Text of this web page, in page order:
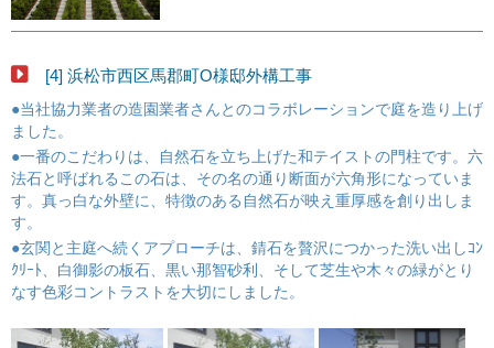
[4] 浜松市西区馬郡町O様邸外構工事
●当社協力業者の造園業者さんとのコラボレーションで庭を造り上げ
ました。
●一番のこだわりは、自然石を立ち上げた和テイストの門柱です。六
法石と呼ばれるこの石は、その名の通り断面が六角形になっていま
す。真っ白な外壁に、特徴のある自然石が映え重厚感を創り出しま
す。
●玄関と主庭へ続くアプローチは、錆石を贅沢につかった洗い出しｺﾝ
ｸﾘｰﾄ、白御影の板石、黒い那智砂利、そして芝生や木々の緑がとり
なす色彩コントラストを大切にしました。